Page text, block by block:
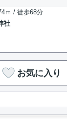
ｍ / 徒歩68分
社
お気に入り